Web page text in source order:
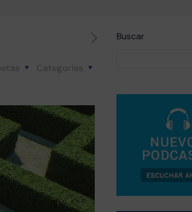
Categorías
Buscar